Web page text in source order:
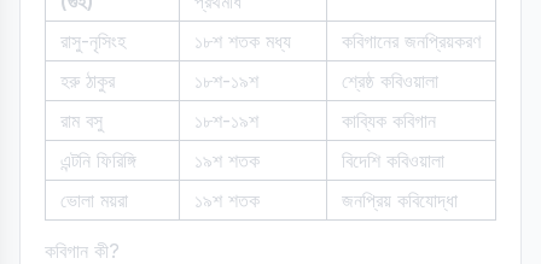
রাসু-নৃসিংহ ১৮শ শতক মধ্য
কবিগানের জনপ্রিয়করণ
হরু ঠাকুর
১৮শ-১৯শ
শ্রেষ্ঠ কবিওয়ালা
রাম বসু
১৮শ-১৯শ
কাব্যিক কবিগান
এন্টনি ফিরিঙ্গি
১৯শ শতক
বিদেশি কবিওয়ালা
ভোলা ময়রা
১৯শ শতক জনপ্রিয় কবিযোদ্ধা
কবিগান কী?